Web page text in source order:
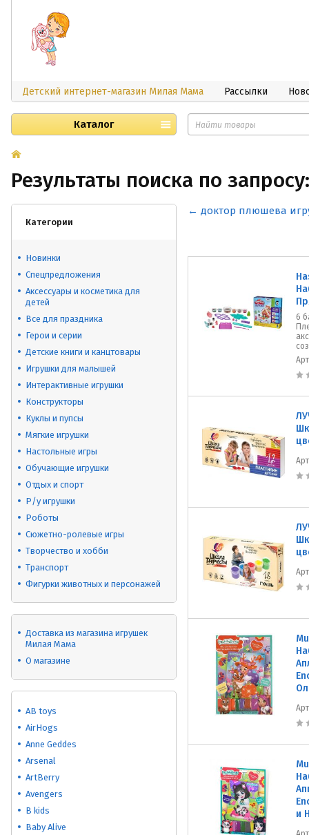
Детский интернет-магазин Милая Мама Рассылки
Каталог
Результаты поиска по
Категории
Новинки
Спецпредложения
Аксессуары и косметика для
детей
Все для праздника
Герои и серии
Детские книги и канцтовары
Игрушки для малышей
Интерактивные игрушки
Конструкторы
Куклы и пупсы
Мягкие игрушки
Настольные игры
Обучающие игрушки
Отдых и спорт
Р/у игрушки
Роботы
Сюжетно-ролевые игры
Творчество и хобби
Транспорт
Фигурки животных и персонажей
Доставка из магазина игрушек
Милая Мама
О магазине
AB toys
AirHogs
Anne Geddes
Arsenal
ArtBerry
Avengers
B kids
Baby Alive
← доктор плюшева
6
и